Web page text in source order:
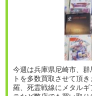
今週は兵庫県尼崎市、
トを多数買取させて頂
羅、死霊戦線にメタル